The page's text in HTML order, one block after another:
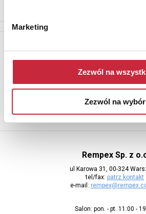
Marketing
Zezwól na
Zezwól na wybór
Aby otrzymywać informacje o nowych
adres e-mail
Rempex Sp. z
ul Karowa 31, 00-324
tel/fax: patrz kontakt
e-mail:
Salon: pon. - pt. 11:00 -